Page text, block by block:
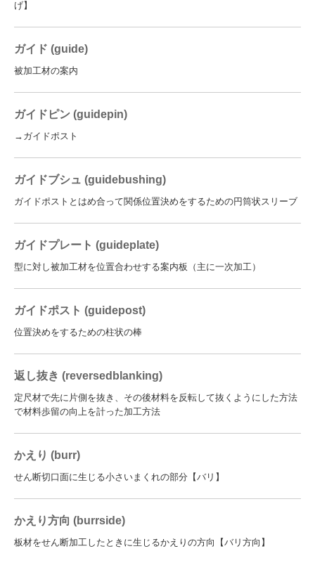
げ】
ガイド (guide)
被加工材の案内
ガイドピン (guidepin)
→ガイドポスト
ガイドブシュ (guidebushing)
ガイドポストとはめ合って関係位置決めをするための円筒状スリーブ
ガイドプレート (guideplate)
型に対し被加工材を位置合わせする案内板（主に一次加工）
ガイドポスト (guidepost)
位置決めをするための柱状の棒
返し抜き (reversedblanking)
定尺材で先に片側を抜き、その後材料を反転して抜くようにした方法
で材料歩留の向上を計った加工方法
かえり (burr)
せん断切口面に生じる小さいまくれの部分【バリ】
かえり方向 (burrside)
板材をせん断加工したときに生じるかえりの方向【バリ方向】